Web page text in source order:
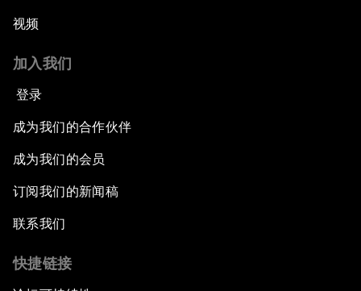
视频
加入我们
登录
成为我们的合作伙伴
成为我们的会员
订阅我们的新闻稿
联系我们
快捷链接